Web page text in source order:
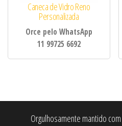
Caneca de Vidro Reno
Personalizada
Orce pelo WhatsApp
11 99725 6692
Orgulhosamente mantido com